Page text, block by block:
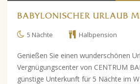
BABYLONISCHER URLAUB
5 Nächte Halbpension
Genießen Sie einen wunderschönen
Vergnügungscenter von CENTRUM
günstige Unterkunft für 5 Nächte im